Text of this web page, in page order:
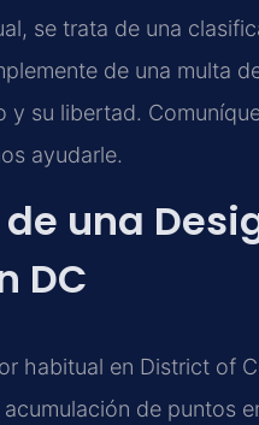
se trata de una
de una multa
y su libertad.
ayudarle.
una
DC
habitual en District of
de puntos